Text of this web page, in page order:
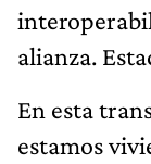
alianza.
En esta
estamos